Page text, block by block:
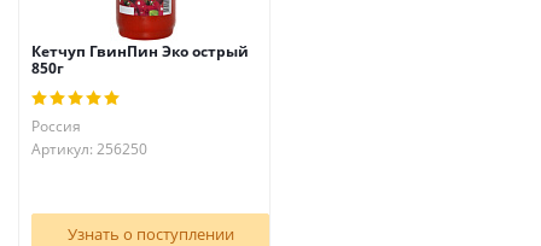
Кетчуп ГвинПин Эко острый
850г
Россия
Артикул: 256250
Узнать о поступлении